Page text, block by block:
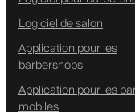
Logiciel de salon
Application pour les
barbershops
Application pour les
mobiles